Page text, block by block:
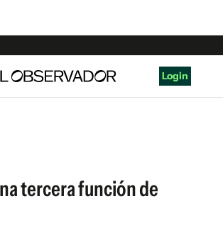
Login
tercera función de